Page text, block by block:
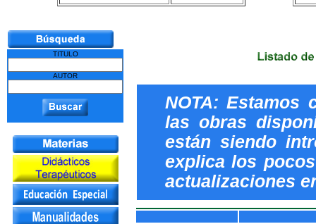
TITULO
AUTOR
NOTA: Estamos
las obras
están siendo
explica los
actualizaciones